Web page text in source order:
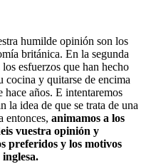
humilde opinión son los
británica. En la segunda
esfuerzos que han hecho
cocina y quitarse de encima
hace años. E intentaremos
la idea de que se trata de una
entonces, animamos a los
vuestra opinión y
preferidos y los motivos